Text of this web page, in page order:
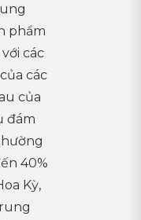
phẩm
các
các
của
đám
40%
Kỳ,